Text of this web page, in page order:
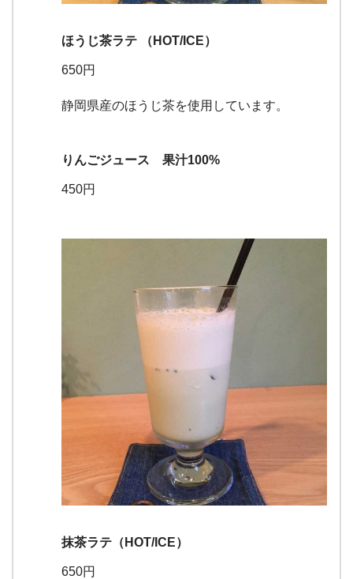
ほうじ茶ラテ （HOT/ICE）
650円
静岡県産のほうじ茶を使用しています。
りんごジュース 果汁100%
450円
抹茶ラテ（HOT/ICE）
650円